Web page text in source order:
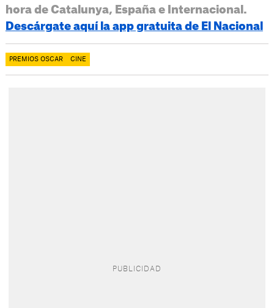
hora de Catalunya, España e Internacional.
Descárgate aquí la app gratuita de El Nacional
PREMIOS OSCAR CINE